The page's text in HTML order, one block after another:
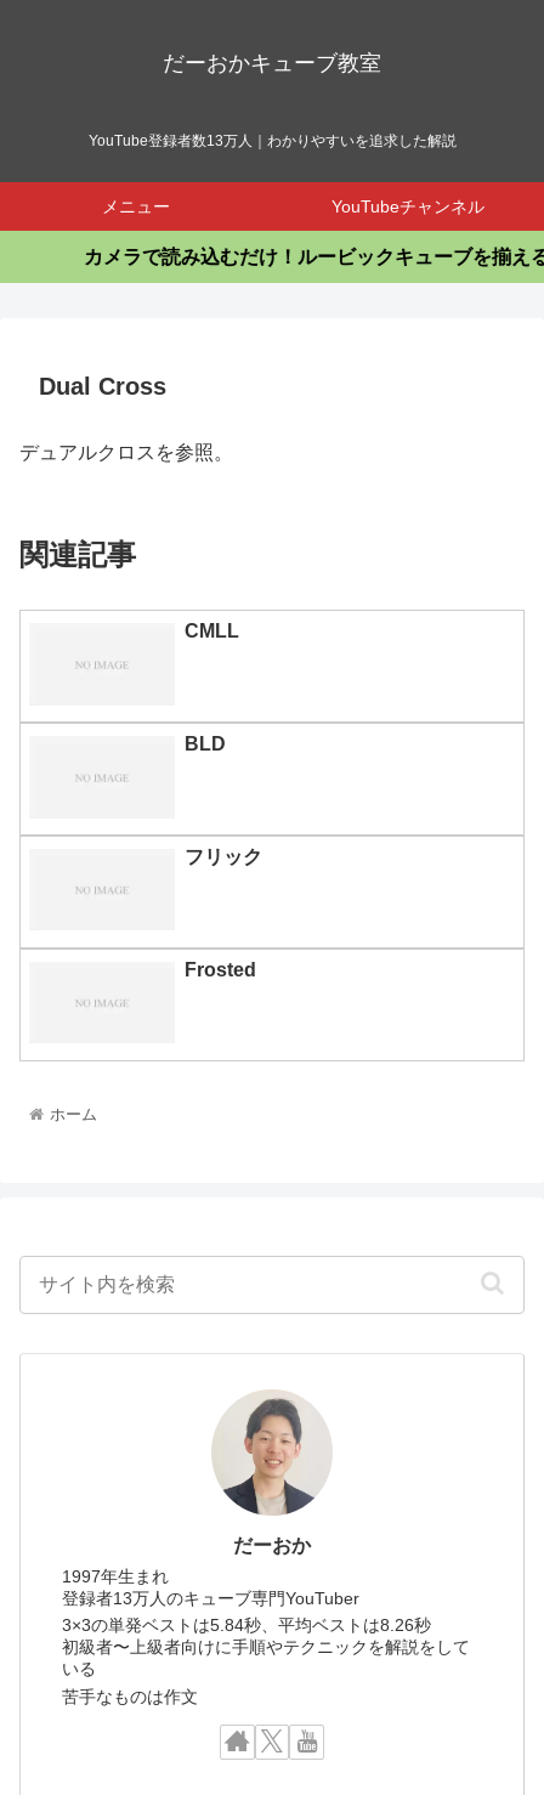
だーおかキューブ教室
YouTube登録者数13万人｜わかりやすいを追求した解説
メニュー YouTubeチャンネル
カメラで読み込むだけ！ルービックキューブを揃える
Dual Cross
デュアルクロスを参照。
関連記事
CMLL
BLD
フリック
Frosted
ホーム
だーおか
1997年生まれ
登録者13万人のキューブ専門YouTuber
3×3の単発ベストは5.84秒、平均ベストは8.26秒
初級者〜上級者向けに手順やテクニックを解説をして
いる
苦手なものは作文